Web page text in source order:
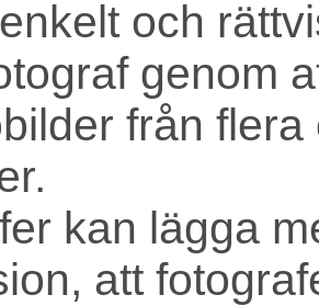
och
genom
från flera
kan lägga
att